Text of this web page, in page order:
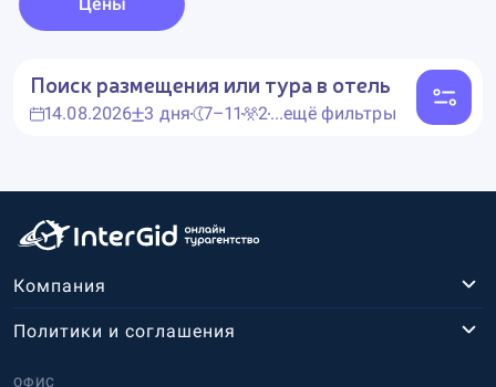
Поиск размещения или тура в отель
14.08.2026 3 дня 7–11 2...ещё фильтры
Компания
ОФИС
Политики и соглашения